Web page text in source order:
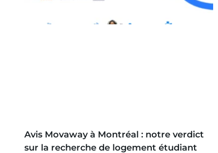
Avis Movaway à Montréal : notre verdict
sur la recherche de logement étudiant